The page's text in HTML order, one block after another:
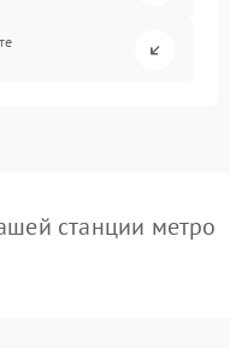
станции метро